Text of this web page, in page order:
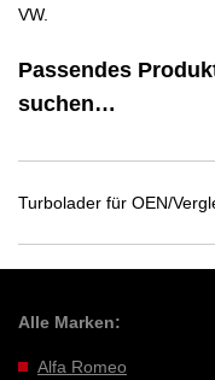
VW.
Passendes
suchen…
Turbolader für OEN/
Alle Marken:
Alfa Romeo